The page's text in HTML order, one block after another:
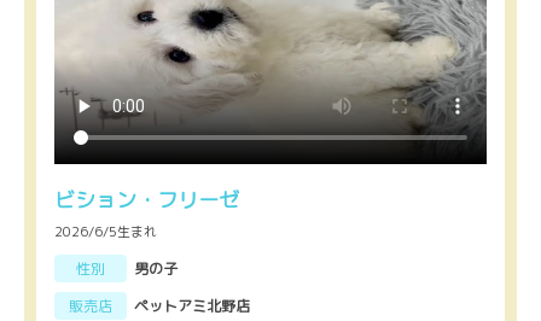
ビション・フリーゼ
2026/6/5生まれ
性別
男の子
販売店
ペットアミ北野店